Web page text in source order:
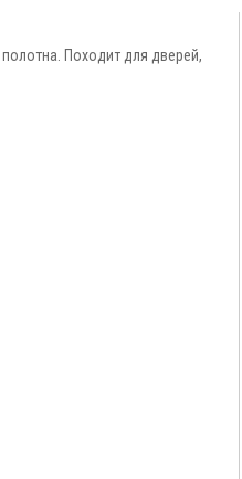
Походит для дверей,